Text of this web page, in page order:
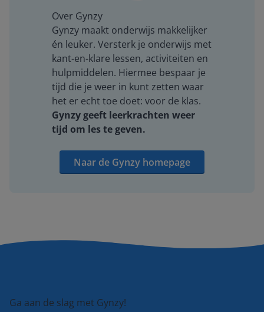
Over Gynzy
Gynzy maakt onderwijs makkelijker
én leuker. Versterk je onderwijs met
kant-en-klare lessen, activiteiten en
hulpmiddelen. Hiermee bespaar je
tijd die je weer in kunt zetten waar
het er echt toe doet: voor de klas.
Gynzy geeft leerkrachten weer
tijd om les te geven.
Naar de Gynzy homepage
Ga aan de slag met Gynzy!